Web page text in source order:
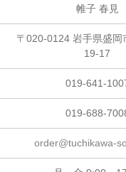
帷子 春見
〒020-0124 岩手県盛岡
19-17
019-641-
019-688-
order@tuchikawa-